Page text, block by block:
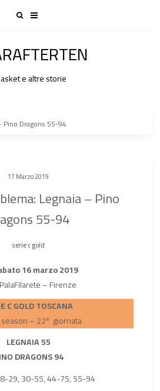
e altre storie
Dragons 55-94
17 Marzo 2019
Legnaia – Pino
55-94
serie c gold
16 marzo 2019
PalaFilarete – Firenze
C GOLD TOSCANA
– 22ª giornata
LEGNAIA 55
DRAGONS 94
29, 30-55, 44-75, 55-94